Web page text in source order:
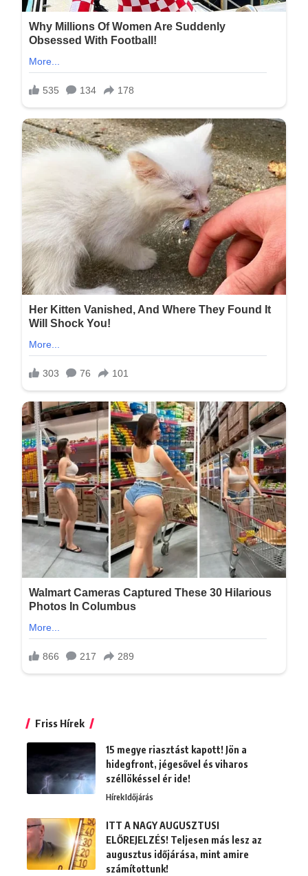
Friss Hírek
15 megye riasztást kapott! Jön a
hidegfront, jégesővel és viharos
széllökéssel ér ide!
HírekIdőjárás
ITT A NAGY AUGUSZTUSI
ELŐREJELZÉS! Teljesen más lesz az
augusztus időjárása, mint amire
számítottunk!